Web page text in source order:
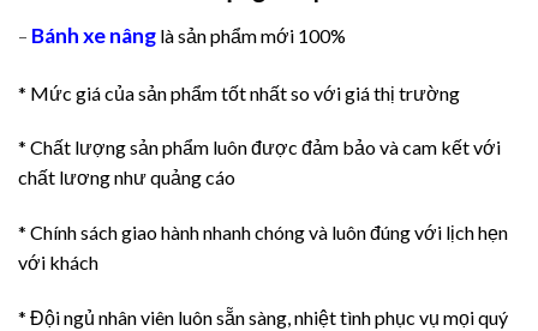
– Bánh xe nâng là sản phẩm mới 100%
* Mức giá của sản phẩm tốt nhất so với giá thị trường
* Chất lượng sản phẩm luôn được đảm bảo và cam kết với
chất lương như quảng cáo
* Chính sách giao hành nhanh chóng và luôn đúng với lịch hẹn
với khách
* Đội ngủ nhân viên luôn sẵn sàng, nhiệt tình phục vụ mọi quý